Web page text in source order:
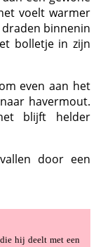
voelt warmer
binnenin
bolletje in zijn
even aan het
havermout.
blijft helder
door een
hij deelt met een